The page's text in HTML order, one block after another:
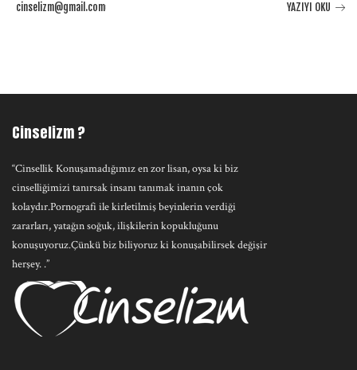
cinselizm@gmail.com YAZIYI OKU
Cinselizm ?
“Cinsellik Konuşamadığımız en zor lisan, oysa ki biz
cinselliğimizi tanırsak insanı tanımak inanın çok
kolaydır.Pornografi ile kirletilmiş beyinlerin verdiği
zararları, yatağın soğuk, ilişkilerin kopukluğunu
konuşuyoruz.Çünkü biz biliyoruz ki konuşabilirsek değişir
herşey. .”